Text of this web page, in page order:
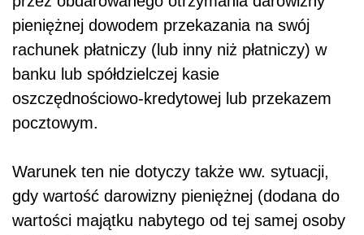
pieniężnej dowodem przekazania na swój
rachunek płatniczy (lub inny niż płatniczy) w
banku lub spółdzielczej kasie
oszczędnościowo-kredytowej lub przekazem
pocztowym.
Warunek ten nie dotyczy także ww. sytuacji,
gdy wartość darowizny pieniężnej (dodana do
wartości majątku nabytego od tej samej osoby